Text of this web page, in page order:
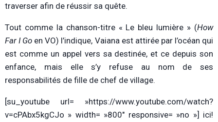
traverser afin de réussir sa quête.
Tout comme la chanson-titre « Le bleu lumière » (How
Far I Go en VO) l’indique, Vaiana est attirée par l’océan qui
est comme un appel vers sa destinée, et ce depuis son
enfance, mais elle s’y refuse au nom de ses
responsabilités de fille de chef de village.
[su_youtube url= »https://www.youtube.com/watch?
v=cPAbx5kgCJo » width= »800″ responsive= »no »] ici!